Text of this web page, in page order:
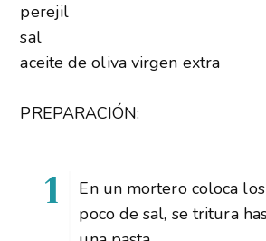
perejil
sal
aceite de oliva virgen extra
PREPARACIÓN:
En un mortero coloca
poco de sal, se tritura